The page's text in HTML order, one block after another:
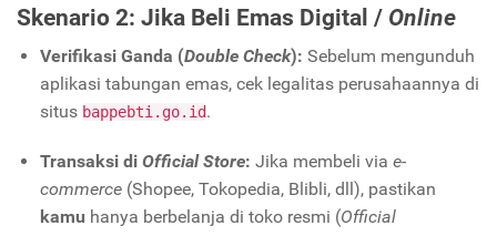
Skenario 2: Jika Beli Emas Digital / Online
Verifikasi Ganda (Double Check): Sebelum mengunduh
aplikasi tabungan emas, cek legalitas perusahaannya di
situs bappebti.go.id.
Transaksi di Official Store: Jika membeli via e-
commerce(Shopee, Tokopedia, Blibli, dll), pastikan
kamu hanya berbelanja di toko resmi (Official